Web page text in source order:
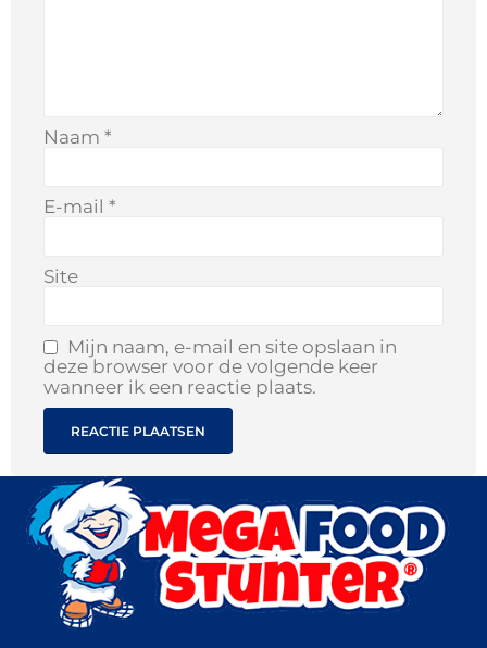
Naam *
E-mail *
Site
Mijn naam, e-mail en site opslaan in
deze browser voor de volgende keer
wanneer ik een reactie plaats.